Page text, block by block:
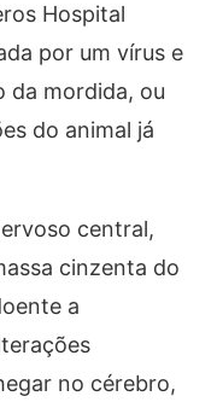
Hospital
por um vírus e
da mordida, ou
do animal já
central,
cinzenta do
a
no cérebro,